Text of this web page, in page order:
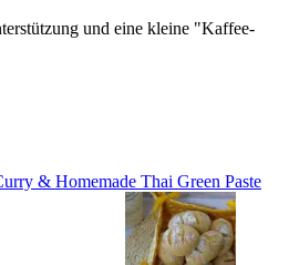
und eine kleine "Kaffee-
& Homemade Thai Green Paste